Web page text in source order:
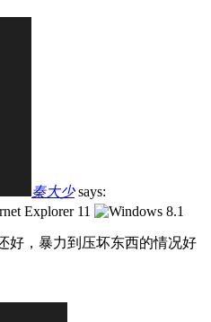
秦大少 says:
好，暴力到压坏东西的情况好